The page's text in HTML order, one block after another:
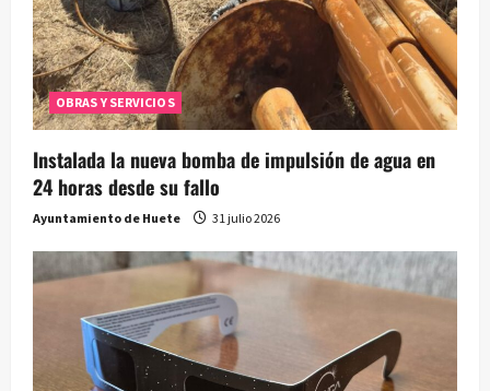
OBRAS Y SERVICIOS
Instalada la nueva bomba de impulsión de agua en
24 horas desde su fallo
Ayuntamiento de Huete 31 julio 2026